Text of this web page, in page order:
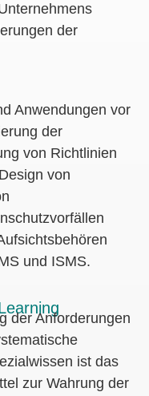
der
Anwendungen vor
der
von Richtlinien
von
und ISMS.
der Anforderungen
ist das
zur Wahrung der